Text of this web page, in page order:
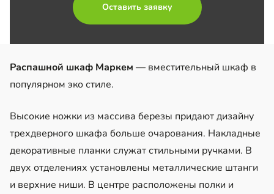
Оставить заявку
Распашной шкаф Маркем — вместительный шкаф в
популярном эко стиле.
Высокие ножки из массива березы придают дизайну
трехдверного шкафа больше очарования. Накладные
декоративные планки служат стильными ручками. В
двух отделениях установлены металлические штанги
и верхние ниши. В центре расположены полки и